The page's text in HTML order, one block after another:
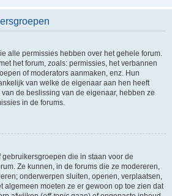
alle permissies hebben over het gehele forum.
het forum, zoals: permissies, het verbannen
of moderators aanmaken, enz. Hun
van welke de eigenaar aan hen heeft
de beslissing van de eigenaar, hebben ze
in de forums.
die in staan voor de
Ze kunnen, in de forums die ze modereren,
onderwerpen sluiten, openen, verplaatsen,
algemeen moeten ze er gewoon op toe zien dat